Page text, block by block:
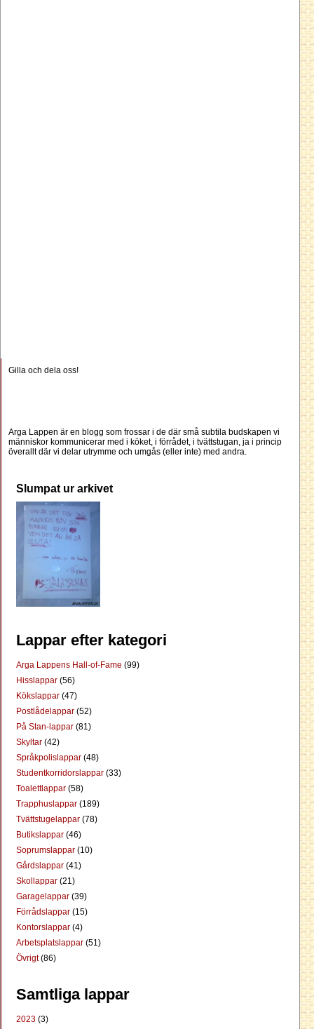
Gilla och dela oss!
Arga Lappen är en blogg som frossar i de där små subtila budskapen vi
människor kommunicerar med i köket, i förrådet, i tvättstugan, ja i princip
överallt där vi delar utrymme och umgås (eller inte) med andra.
Slumpat ur arkivet
Lappar efter kategori
Arga Lappens Hall-of-Fame (99)
Hisslappar (56)
Kökslappar (47)
Postlådelappar (52)
På Stan-lappar (81)
Skyltar (42)
Språkpolislappar (48)
Studentkorridorslappar (33)
Toalettlappar (58)
Trapphuslappar (189)
Tvättstugelappar (78)
Butikslappar (46)
Soprumslappar (10)
Gårdslappar (41)
Skollappar (21)
Garagelappar (39)
Förrådslappar (15)
Kontorslappar (4)
Arbetsplatslappar (51)
Övrigt(86)
Samtliga lappar
2023 (3)